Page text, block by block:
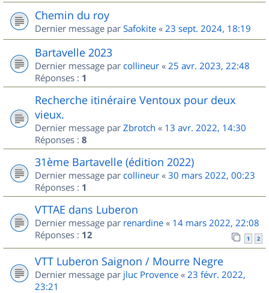
Chemin du roy
Dernier message par Safokite « 23 sept. 2024, 18:19
Bartavelle 2023
Dernier message par collineur « 25 avr. 2023, 22:48
Réponses : 1
Recherche itinéraire Ventoux pour deux
vieux.
Dernier message par Zbrotch « 13 avr. 2022, 14:30
Réponses : 8
31ème Bartavelle (édition 2022)
Dernier message par collineur « 30 mars 2022, 00:23
Réponses : 1
VTTAE dans Luberon
Dernier message par renardine « 14 mars 2022, 22:08
Réponses : 12 1 2
VTT Luberon Saignon / Mourre Negre
Dernier message par jluc Provence « 23 févr. 2022,
23:21